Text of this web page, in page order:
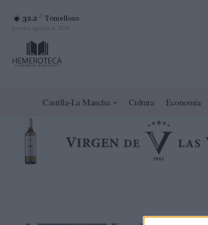
32.2 C Tomelloso
jueves, agosto 6, 2026
Castilla-La Mancha Cultura Economía